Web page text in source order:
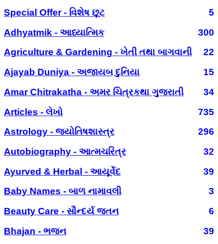
Special Offer - વિશેષ છૂટ
5
Adhyatmik - આધ્યાત્મિક
300
Agriculture & Gardening - ખેતી તથા બાગવાની
22
Ajayab Duniya - અજાયબ દુનિયા
15
Amar Chitrakatha - અમર ચિત્રકથા ગુજરાતી
34
Articles - લેખો
735
Astrology - જ્યોતિષશાસ્ત્ર
296
Autobiography - આત્મચરિત્ર
32
Ayurved & Herbal - આયૂર્વેદ
39
Baby Names - બાળ નામાવલી
3
Beauty Care - સૌન્દર્ય જતન
6
Bhajan - ભજન
39